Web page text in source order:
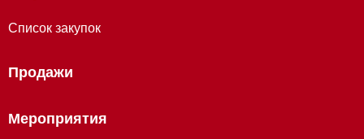
Список закупок
Продажи
Мероприятия